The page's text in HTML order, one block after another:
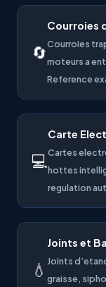
🔄
Courroies
Courroies
moteurs a
Reference
💻
Carte
Cartes
hottes
regulation
💧
Joints et
Joints
graisse,